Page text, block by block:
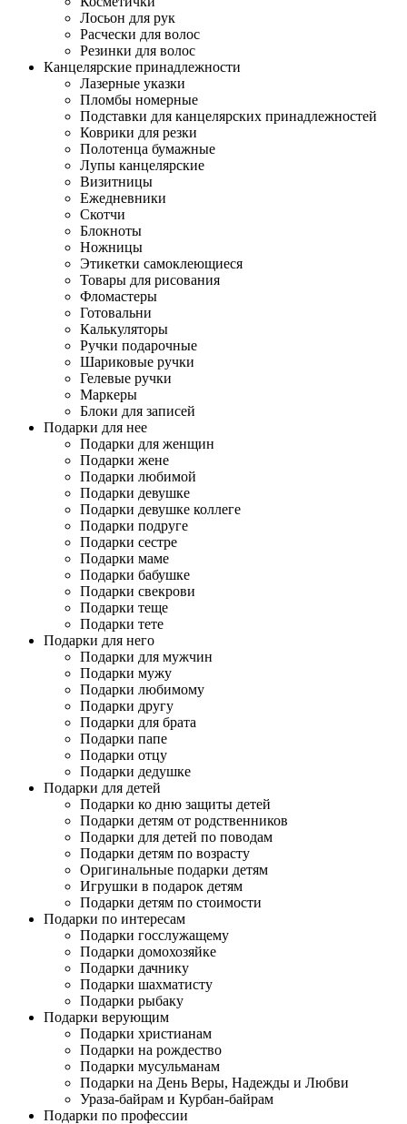
Лосьон для рук
Расчески для волос
Резинки для волос
Канцелярские принадлежности
Лазерные указки
Пломбы номерные
Подставки для канцелярских принадлежностей
Коврики для резки
Полотенца бумажные
Лупы канцелярские
Визитницы
Ежедневники
Скотчи
Блокноты
Ножницы
Этикетки самоклеющиеся
Товары для рисования
Фломастеры
Готовальни
Калькуляторы
Ручки подарочные
Шариковые ручки
Гелевые ручки
Маркеры
Блоки для записей
Подарки для нее
Подарки для женщин
Подарки жене
Подарки любимой
Подарки девушке
Подарки девушке коллеге
Подарки подруге
Подарки сестре
Подарки маме
Подарки бабушке
Подарки свекрови
Подарки теще
Подарки тете
Подарки для него
Подарки для мужчин
Подарки мужу
Подарки любимому
Подарки другу
Подарки для брата
Подарки папе
Подарки отцу
Подарки дедушке
Подарки для детей
Подарки ко дню защиты детей
Подарки детям от родственников
Подарки для детей по поводам
Подарки детям по возрасту
Оригинальные подарки детям
Игрушки в подарок детям
Подарки детям по стоимости
Подарки по интересам
Подарки госслужащему
Подарки домохозяйке
Подарки дачнику
Подарки шахматисту
Подарки рыбаку
Подарки верующим
Подарки христианам
Подарки на рождество
Подарки мусульманам
Подарки на День Веры, Надежды и Любви
Ураза-байрам и Курбан-байрам
Подарки по профессии